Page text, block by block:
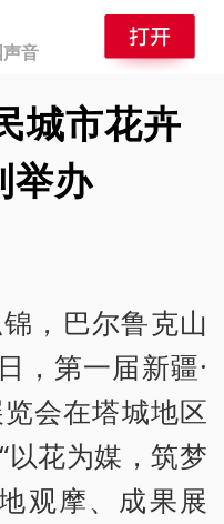
音
城市花卉
举办
，巴尔鲁克山
，第一届新疆·
会在塔城地区
花为媒，筑梦
观摩、成果展